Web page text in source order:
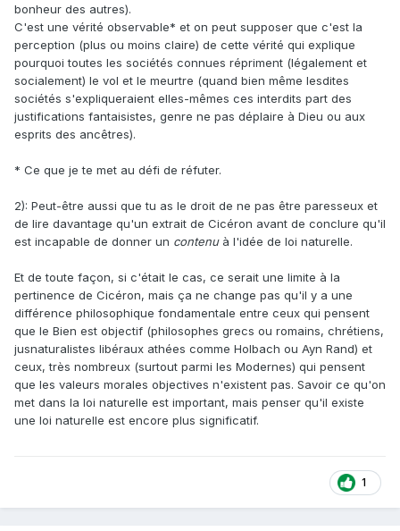
bonheur des autres).
C'est une vérité observable* et on peut supposer que c'est la
perception (plus ou moins claire) de cette vérité qui explique
pourquoi toutes les sociétés connues répriment (légalement et
socialement) le vol et le meurtre (quand bien même lesdites
sociétés s'expliqueraient elles-mêmes ces interdits part des
justifications fantaisistes, genre ne pas déplaire à Dieu ou aux
esprits des ancêtres).
* Ce que je te met au défi de réfuter.
2): Peut-être aussi que tu as le droit de ne pas être paresseux et
de lire davantage qu'un extrait de Cicéron avant de conclure qu'il
est incapable de donner un contenu à l'idée de loi naturelle.
Et de toute façon, si c'était le cas, ce serait une limite à la
pertinence de Cicéron, mais ça ne change pas qu'il y a une
différence philosophique fondamentale entre ceux qui pensent
que le Bien est objectif (philosophes grecs ou romains, chrétiens,
jusnaturalistes libéraux athées comme Holbach ou Ayn Rand) et
ceux, très nombreux (surtout parmi les Modernes) qui pensent
que les valeurs morales objectives n'existent pas. Savoir ce qu'on
met dans la loi naturelle est important, mais penser qu'il existe
une loi naturelle est encore plus significatif.
1